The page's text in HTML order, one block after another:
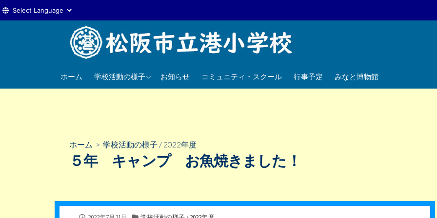
へ
ホーム 学校活動の様子
2025年度
お知らせ コミュニティ・スクール 行事予定 みなと博物館
ホーム > 学校活動の様子 / 2022年度
５年 キャンプ お魚焼きました！
公
カ